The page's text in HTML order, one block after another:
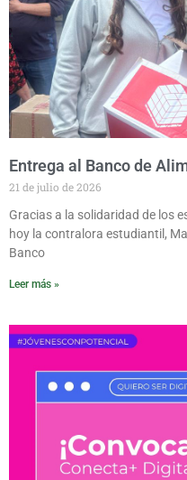
Entrega al Banco de
21 de julio de 2026
Gracias a la solidaridad de los
hoy la contralora estudiantil,
Banco
Leer más »